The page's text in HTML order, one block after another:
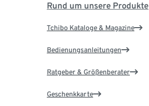
Rund um unsere Produkte
Tchibo Kataloge & Magazine
Bedienungsanleitungen
Ratgeber & Größenberater
Geschenkkarte